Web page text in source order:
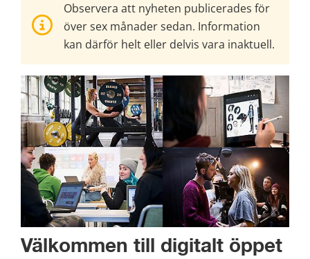
Observera att nyheten publicerades för
över sex månader sedan. Information
kan därför helt eller delvis vara inaktuell.
Välkommen till digitalt öppet